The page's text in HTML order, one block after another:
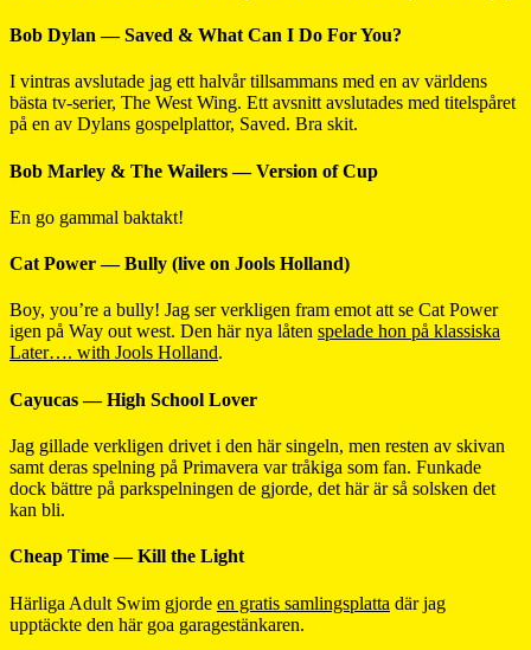
Bob Dylan — Saved & What Can I Do For You?
I vintras avslutade jag ett halvår tillsammans med en av världens
bästa tv-serier, The West Wing. Ett avsnitt avslutades med titelspåret
på en av Dylans gospelplattor, Saved. Bra skit.
Bob Marley & The Wailers — Version of Cup
En go gammal baktakt!
Cat Power — Bully (live on Jools Holland)
Boy, you’re a bully! Jag ser verkligen fram emot att se Cat Power
igen på Way out west. Den här nya låten spelade hon på klassiska
Later…. with Jools Holland.
Cayucas — High School Lover
Jag gillade verkligen drivet i den här singeln, men resten av skivan
samt deras spelning på Primavera var tråkiga som fan. Funkade
dock bättre på parkspelningen de gjorde, det här är så solsken det
kan bli.
Cheap Time — Kill the Light
Härliga Adult Swim gjorde en gratis samlingsplatta där jag
upptäckte den här goa garagestänkaren.